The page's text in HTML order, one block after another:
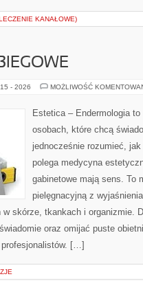
KANAŁOWE)
- 2026 MOŻLIWOŚĆ
Estetica – Endermologia
osobach, które chcą
jednocześnie rozumieć,
polega medycyna
gabinetowe mają sens. To
pielęgnacyjną z
skórze, tkankach i organizmie.
oraz omijać puste
[…]